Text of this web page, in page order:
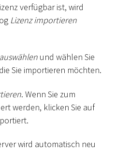
verfügbar ist, wird
Lizenz importieren
und wählen Sie
Sie importieren möchten.
. Wenn Sie zum
werden, klicken Sie auf
wird automatisch neu